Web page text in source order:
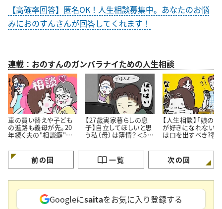
【高確率回答】匿名OK！人生相談募集中。あなたのお悩
みにおのすんさんが回答してくれます！
連載：おのすんのガンバラナイための人生相談
車の買い替えや子ども
の進路も義母が先。20
年続く夫の"相談癖"に
【27歳実家暮らしの息
子】自立してほしいと思
う私（母）は薄情？＜50
【人生相談】「娘の
が好きになれない…
は口を出すべき?答
前の回 一覧 次の回
Googleにsaitaをお気に入り登録する